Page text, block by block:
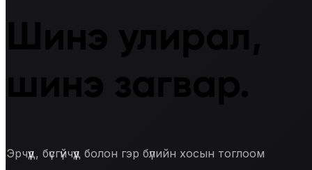
Шинэ улирал,
шинэ загвар.
Эрчүүд, бүсгүйчүүд болон гэр бүлийн хосын тоглоом